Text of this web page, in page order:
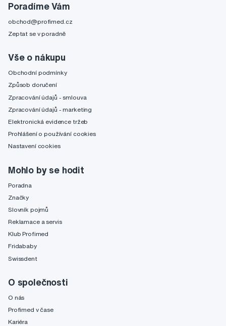
Poradíme Vám
obchod@profimed.cz
Zeptat se v poradně
Vše o nákupu
Obchodní podmínky
Způsob doručení
Zpracování údajů - smlouva
Zpracování údajů - marketing
Elektronická evidence tržeb
Prohlášení o používání cookies
Nastavení cookies
Mohlo by se hodit
Poradna
Značky
Slovník pojmů
Reklamace a servis
Klub Profimed
Fridababy
Swissdent
O společnosti
O nás
Profimed v čase
Kariéra